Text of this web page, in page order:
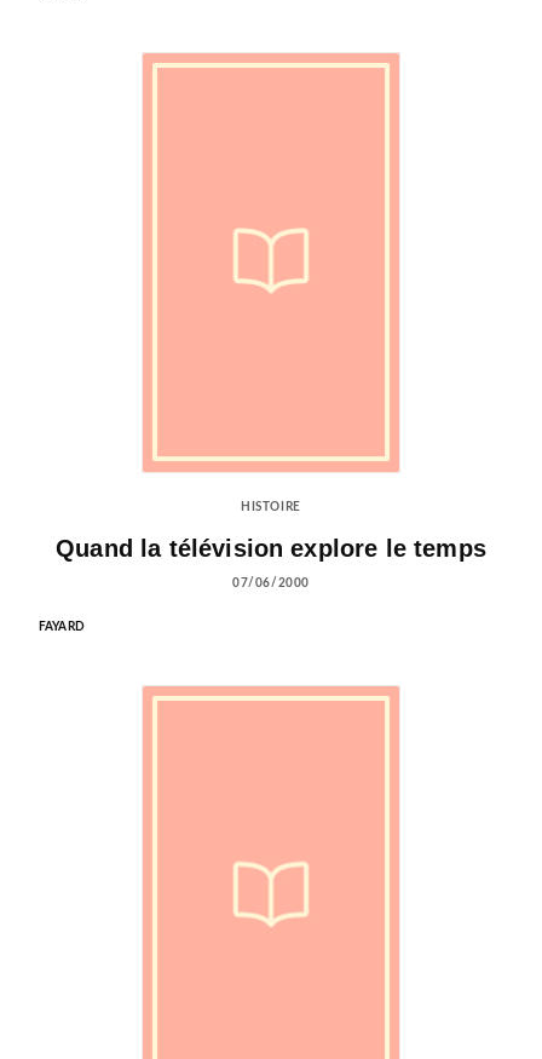
HISTOIRE
Quand la télévision explore le temps
07/06/2000
FAYARD